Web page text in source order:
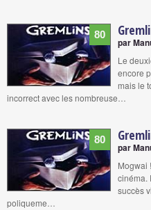
80
par
Le
encore
mais le
incorrect avec les nombreuse…
80
par
Mogwai
cinéma.
succès
poliqueme…